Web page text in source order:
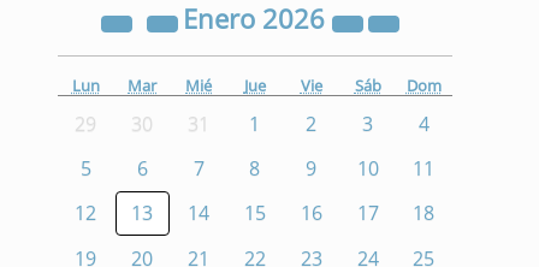
Enero 2026
Lun Mar Mié Jue Vie Sáb Dom
29 30 31 1 2 3
4
5
6 7 8 9 10
11
12
13 14 15 16 17
18
19
20 21 22 23 24
25